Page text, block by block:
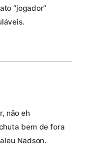
“jogador”
não eh
bem de fora
Nadson.